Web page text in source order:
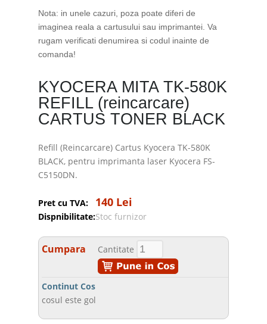
Nota: in unele cazuri, poza poate diferi de
imaginea reala a cartusului sau imprimantei. Va
rugam verificati denumirea si codul inainte de
comanda!
KYOCERA MITA TK-580K
REFILL (reincarcare)
CARTUS TONER BLACK
Refill (Reincarcare) Cartus Kyocera TK-580K
BLACK, pentru imprimanta laser Kyocera FS-
C5150DN.
Pret cu TVA: 140 Lei
Dispnibilitate:Stoc furnizor
Cumpara Cantitate
Continut Cos
cosul este gol